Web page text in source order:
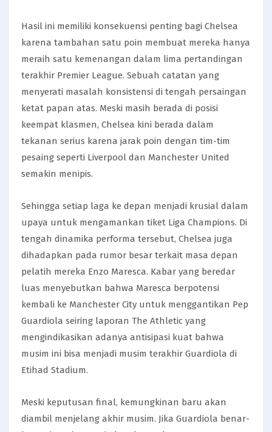
Hasil ini memiliki konsekuensi penting bagi Chelsea
karena tambahan satu poin membuat mereka hanya
meraih satu kemenangan dalam lima pertandingan
terakhir Premier League. Sebuah catatan yang
menyerati masalah konsistensi di tengah persaingan
ketat papan atas. Meski masih berada di posisi
keempat klasmen, Chelsea kini berada dalam
tekanan serius karena jarak poin dengan tim-tim
pesaing seperti Liverpool dan Manchester United
semakin menipis.
Sehingga setiap laga ke depan menjadi krusial dalam
upaya untuk mengamankan tiket Liga Champions. Di
tengah dinamika performa tersebut, Chelsea juga
dihadapkan pada rumor besar terkait masa depan
pelatih mereka Enzo Maresca. Kabar yang beredar
luas menyebutkan bahwa Maresca berpotensi
kembali ke Manchester City untuk menggantikan Pep
Guardiola seiring laporan The Athletic yang
mengindikasikan adanya antisipasi kuat bahwa
musim ini bisa menjadi musim terakhir Guardiola di
Etihad Stadium.
Meski keputusan final, kemungkinan baru akan
diambil menjelang akhir musim. Jika Guardiola benar-